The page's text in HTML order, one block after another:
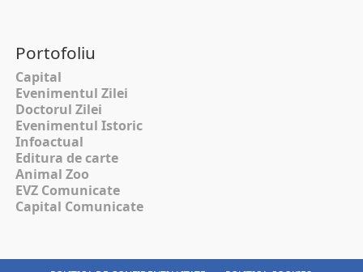
Portofoliu
Capital
Evenimentul Zilei
Doctorul Zilei
Evenimentul Istoric
Infoactual
Editura de carte
Animal Zoo
EVZ Comunicate
Capital Comunicate